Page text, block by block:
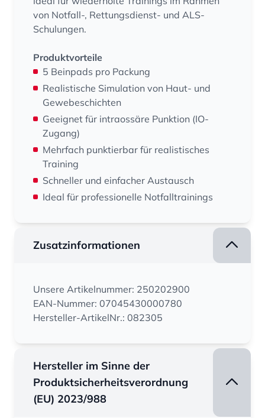
von Notfall-, Rettungsdienst- und ALS-
Schulungen.
Produktvorteile
5 Beinpads pro Packung
Realistische Simulation von Haut- und
Gewebeschichten
Geeignet für intraossäre Punktion (IO-
Zugang)
Mehrfach punktierbar für realistisches
Training
Schneller und einfacher Austausch
Ideal für professionelle Notfalltrainings
Zusatzinformationen
Unsere Artikelnummer: 250202900
EAN-Nummer: 07045430000780
Hersteller-ArtikelNr.: 082305
Hersteller im Sinne der
Produktsicherheitsverordnung
(EU) 2023/988